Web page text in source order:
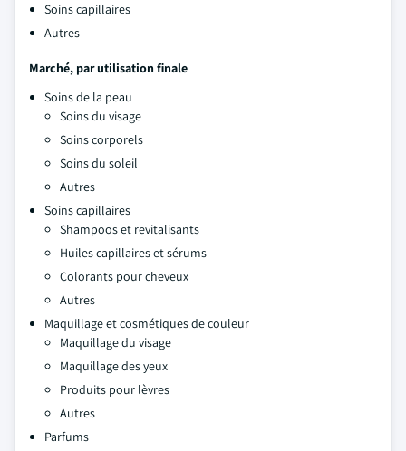
Soins capillaires
Autres
Marché, par utilisation finale
Soins de la peau
Soins du visage
Soins corporels
Soins du soleil
Autres
Soins capillaires
Shampoos et revitalisants
Huiles capillaires et sérums
Colorants pour cheveux
Autres
Maquillage et cosmétiques de couleur
Maquillage du visage
Maquillage des yeux
Produits pour lèvres
Autres
Parfums